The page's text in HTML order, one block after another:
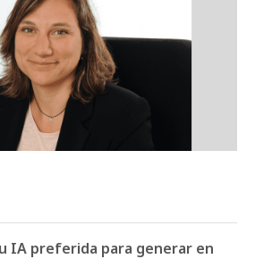
IA preferida para generar en